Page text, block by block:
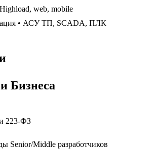
web, mobile
• АСУ ТП, SCADA, ПЛК
Бизнеса
223-ФЗ
Senior/Middle разработчиков